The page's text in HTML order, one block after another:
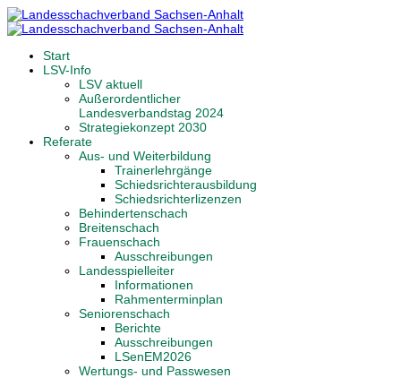
Start
LSV-Info
LSV aktuell
Außerordentlicher
Landesverbandstag 2024
Strategiekonzept 2030
Referate
Aus- und Weiterbildung
Trainerlehrgänge
Schiedsrichterausbildung
Schiedsrichterlizenzen
Behindertenschach
Breitenschach
Frauenschach
Ausschreibungen
Landesspielleiter
Informationen
Rahmenterminplan
Seniorenschach
Berichte
Ausschreibungen
LSenEM2026
Wertungs- und Passwesen